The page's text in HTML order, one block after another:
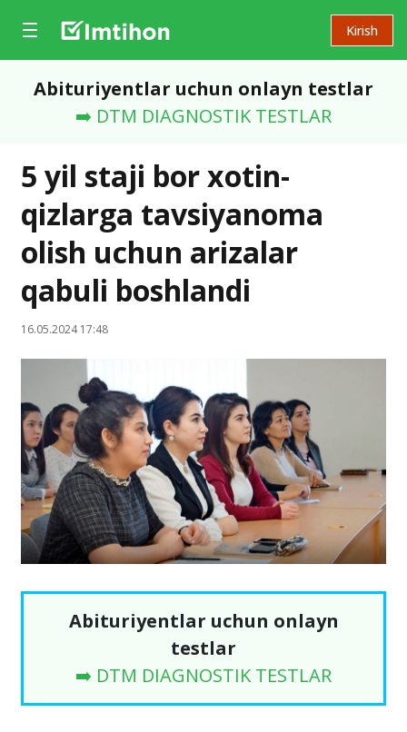
Kirish
Abituriyentlar uchun onlayn testlar
➡️ DTM DIAGNOSTIK TESTLAR
5 yil staji bor xotin-
qizlarga tavsiyanoma
olish uchun arizalar
qabuli boshlandi
16.05.2024 17:48
Abituriyentlar uchun onlayn
testlar
➡️ DTM DIAGNOSTIK TESTLAR